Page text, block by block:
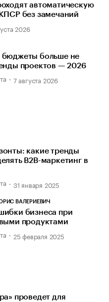
автоматическую
без замечаний
2026
бюджеты больше не
проектов — 2026
7 августа 2026
какие тренды
B2B-маркетинг в
31 января 2025
ВАЛЕРИЕВИЧ
бизнеса при
продуктами
25 февраля 2025
проведет для